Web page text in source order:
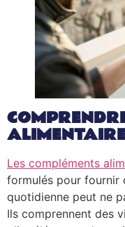
Les compléments
formulés pour fournir
quotidienne peut ne
Ils comprennent des